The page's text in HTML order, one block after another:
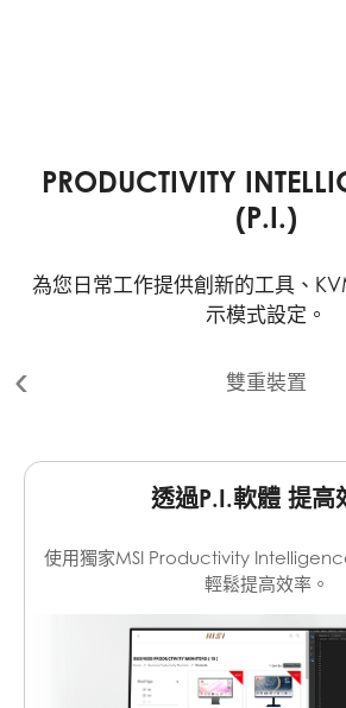
PRODUCTIVITY
(P.I.)
為您日常工作提供創新的工具、
示模式設定。
雙重裝置
透過P.I.軟體 提高
使用獨家MSI Productivity
輕鬆提高效率。
雙重裝置
利用USB Type B 到 A 連接埠連接到
Modern MD272QXP，透過 HDMI™
鬆享受P.I.軟體。同時支援畫面傳輸
Type C裝置，輕鬆享受 KVM 功
Efficient
KVM 功能
「KVM功能」提供用戶將鍵盤/滑鼠
多個裝置設定，提高工作效率並
如何設定 KVM